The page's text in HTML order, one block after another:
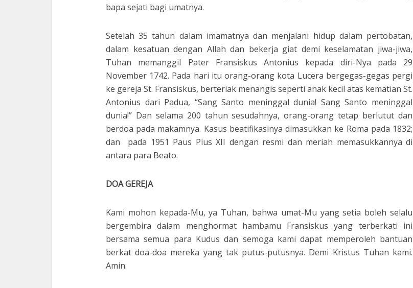
bapa sejati bagi umatnya.
Setelah 35 tahun dalam imamatnya dan menjalani hidup dalam pertobatan,
dalam kesatuan dengan Allah dan bekerja giat demi keselamatan jiwa-jiwa,
Tuhan memanggil Pater Fransiskus Antonius kepada diri-Nya pada 29
November 1742. Pada hari itu orang-orang kota Lucera bergegas-gegas pergi
ke gereja St. Fransiskus, berteriak menangis seperti anak kecil atas kematian St.
Antonius dari Padua, “Sang Santo meninggal dunia! Sang Santo meninggal
dunia!” Dan selama 200 tahun sesudahnya, orang-orang tetap berlutut dan
berdoa pada makamnya. Kasus beatifikasinya dimasukkan ke Roma pada 1832;
dan pada 1951 Paus Pius XII dengan resmi dan meriah memasukkannya di
antara para Beato.
DOA GEREJA
Kami mohon kepada-Mu, ya Tuhan, bahwa umat-Mu yang setia boleh selalu
bergembira dalam menghormat hambamu Fransiskus yang terberkati ini
bersama semua para Kudus dan semoga kami dapat memperoleh bantuan
berkat doa-doa mereka yang tak putus-putusnya. Demi Kristus Tuhan kami.
Amin.